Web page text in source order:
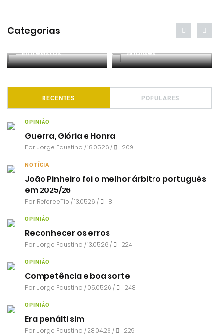
Categorias
Entrevistas Análises
RECENTES POPULARES
OPINIÃO
Guerra, Glória e Honra
PorJorge Faustino / 18.05.26 / 209
NOTÍCIA
João Pinheiro foi o melhor árbitro português
em 2025/26
Por RefereeTip / 13.05.26 / 8
OPINIÃO
Reconhecer os erros
PorJorge Faustino / 13.05.26 / 224
OPINIÃO
Competência e boa sorte
PorJorge Faustino / 05.05.26 / 248
OPINIÃO
Era penálti sim
PorJorge Faustino / 28.04.26 / 229